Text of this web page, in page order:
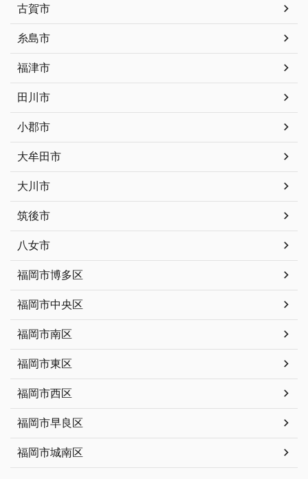
古賀市
糸島市
福津市
田川市
小郡市
大牟田市
大川市
筑後市
八女市
福岡市博多区
福岡市中央区
福岡市南区
福岡市東区
福岡市西区
福岡市早良区
福岡市城南区